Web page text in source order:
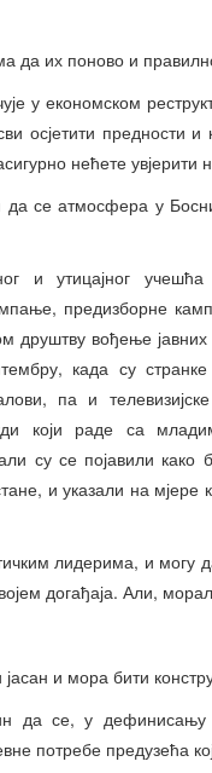
да их поново и
у економском
осјетити предности и
нећете
да се атмосфера у
и утицајног учешћа
предизборне
друштву вођење
када су
па и
који раде са
су се појавили како
и указали на мјере
лидерима, и
догађаја. Али,
и мора бити
да се, у дефинисању
потребе предузећа